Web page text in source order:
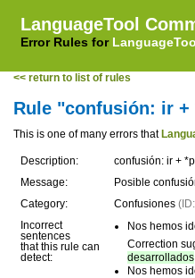
LanguageTool
Error Rules for
<< return to list of rules
Rule "confusión: ir
This is one of many errors that
Description:
confusión: ir +
Message:
Posible
Category:
Confusiones
Incorrect
sentences
that this rule can
detect:
Nos hemos
Correction
desarrollados
Nos hemos